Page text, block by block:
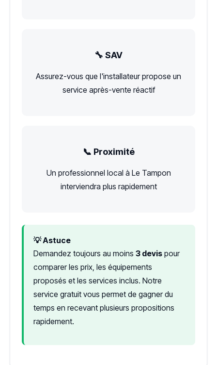
🔧 SAV
Assurez-vous que l'installateur propose un
service après-vente réactif
📞 Proximité
Un professionnel local à Le Tampon
interviendra plus rapidement
💡 Astuce
Demandez toujours au moins 3 devis pour
comparer les prix, les équipements
proposés et les services inclus. Notre
service gratuit vous permet de gagner du
temps en recevant plusieurs propositions
rapidement.